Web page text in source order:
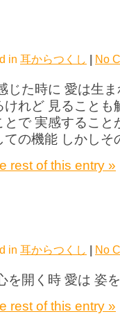
in 耳からつくし No
感じた時に 愛
けれど 見ること
とで 実感するこ
ての機能 しかし
rest of this entry »
in 耳からつくし | No
を開く時 愛は 姿
rest of this entry »